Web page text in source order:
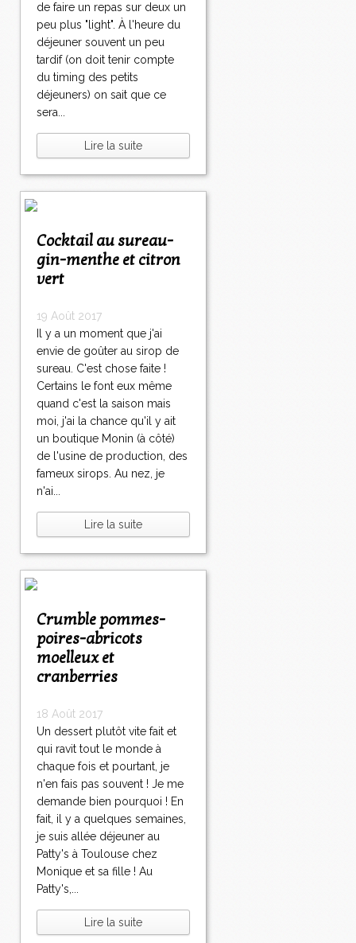
de faire un repas sur deux un
peu plus "light". À l'heure du
déjeuner souvent un peu
tardif (on doit tenir compte
du timing des petits
déjeuners) on sait que ce
sera...
Lire la suite
Cocktail au sureau-
gin-menthe et citron
vert
19 Août 2017
Il y a un moment que j'ai
envie de goûter au sirop de
sureau. C'est chose faite !
Certains le font eux même
quand c'est la saison mais
moi, j'ai la chance qu'il y ait
un boutique Monin (à côté)
de l'usine de production, des
fameux sirops. Au nez, je
n'ai...
Lire la suite
Crumble pommes-
poires-abricots
moelleux et
cranberries
18 Août 2017
Un dessert plutôt vite fait et
qui ravit tout le monde à
chaque fois et pourtant, je
n'en fais pas souvent ! Je me
demande bien pourquoi ! En
fait, il y a quelques semaines,
je suis allée déjeuner au
Patty's à Toulouse chez
Monique et sa fille ! Au
Patty's,...
Lire la suite